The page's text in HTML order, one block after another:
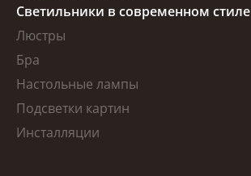
Светильники в современном стиле
Люстры
Бра
Настольные лампы
Подсветки картин
Инсталляции